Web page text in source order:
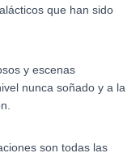
que han sido
y escenas
nunca soñado y a la
son todas las